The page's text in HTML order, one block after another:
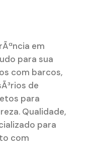
em
para sua
com barcos,
de
para
Qualidade,
para
com